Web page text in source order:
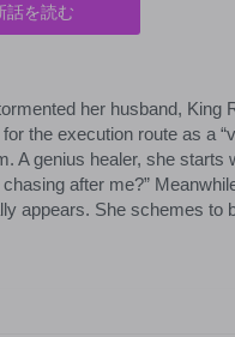
話を読む
her husband, King
the execution route as a
A genius healer, she starts
after me?”
appears. She schemes to